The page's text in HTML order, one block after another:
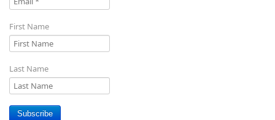
First Name
Last Name
Subscribe